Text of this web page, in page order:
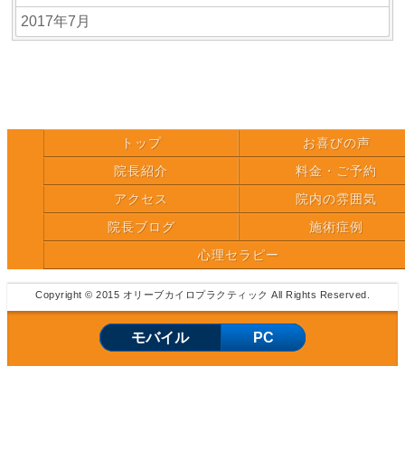
2017年7月
トップ
お喜びの声
院長紹介
料金・ご予約
アクセス
院内の雰囲気
院長ブログ
施術症例
心理セラピー
Copyright © 2015 オリーブカイロプラクティック All Rights Reserved.
モバイル PC